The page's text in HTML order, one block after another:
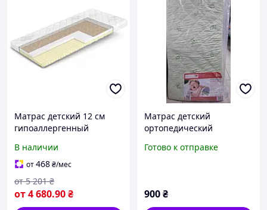
Матрас детский 12 см
гипоаллергенный
4-6 лет Hot wheels
Хотвилс Matro
В наличии
от468₴/мес
от4 680.90₴
от 5 201 ₴
Матрас детский
ортопедический
Готово к отправке
900₴